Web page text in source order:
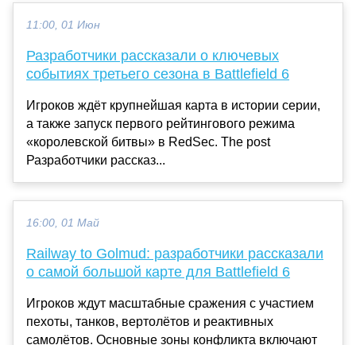
11:00, 01 Июн
Разработчики рассказали о ключевых
событиях третьего сезона в Battlefield 6
Игроков ждёт крупнейшая карта в истории серии,
а также запуск первого рейтингового режима
«королевской битвы» в RedSec. The post
Разработчики рассказ...
16:00, 01 Май
Railway to Golmud: разработчики рассказали
о самой большой карте для Battlefield 6
Игроков ждут масштабные сражения с участием
пехоты, танков, вертолётов и реактивных
самолётов. Основные зоны конфликта включают